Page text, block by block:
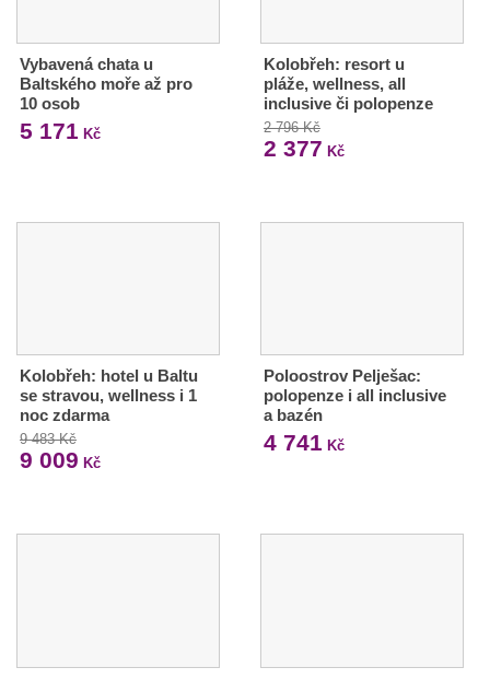
Vybavená chata u
Baltského moře až pro
10 osob
5 171 Kč
Kolobřeh: resort u
pláže, wellness, all
inclusive či polopenze
2 796 Kč
2 377 Kč
Kolobřeh: hotel u Baltu
se stravou, wellness i 1
noc zdarma
9 483 Kč
9 009 Kč
Poloostrov Pelješac:
polopenze i all inclusive
a bazén
4 741 Kč